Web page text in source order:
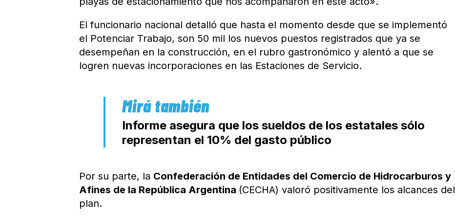
El funcionario nacional detalló que hasta el momento desde que se implementó
el Potenciar Trabajo, son 50 mil los nuevos puestos registrados que ya se
desempeñan en la construcción, en el rubro gastronómico y alentó a que se
logren nuevas incorporaciones en las Estaciones de Servicio.
Informe asegura que los sueldos de los estatales sólo
representan el 10% del gasto público
Por su parte, la Confederación de Entidades del Comercio de Hidrocarburos y
Afines de la República Argentina (CECHA) valoró positivamente los alcances del
plan.